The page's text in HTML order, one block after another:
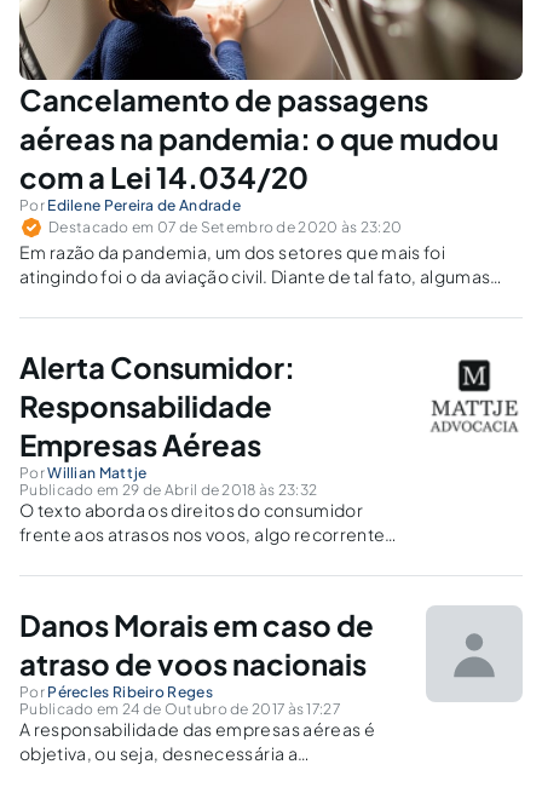
Cancelamento de passagens
aéreas na pandemia: o que mudou
com a Lei 14.034/20
Por Edilene Pereira de Andrade
Destacado em 07 de Setembro de 2020 às 23:20
Em razão da pandemia, um dos setores que mais foi
atingindo foi o da aviação civil. Diante de tal fato, algumas
Alerta Consumidor:
Responsabilidade
Empresas Aéreas
PorWillian Mattje
Publicado em 29 de Abril de 2018 às 23:32
O texto aborda os direitos do consumidor
frente aos atrasos nos voos, algo recorrente
Danos Morais em caso de
atraso de voos nacionais
Por Pérecles Ribeiro Reges
Publicado em 24 de Outubro de 2017 às 17:27
A responsabilidade das empresas aéreas é
objetiva, ou seja, desnecessária a